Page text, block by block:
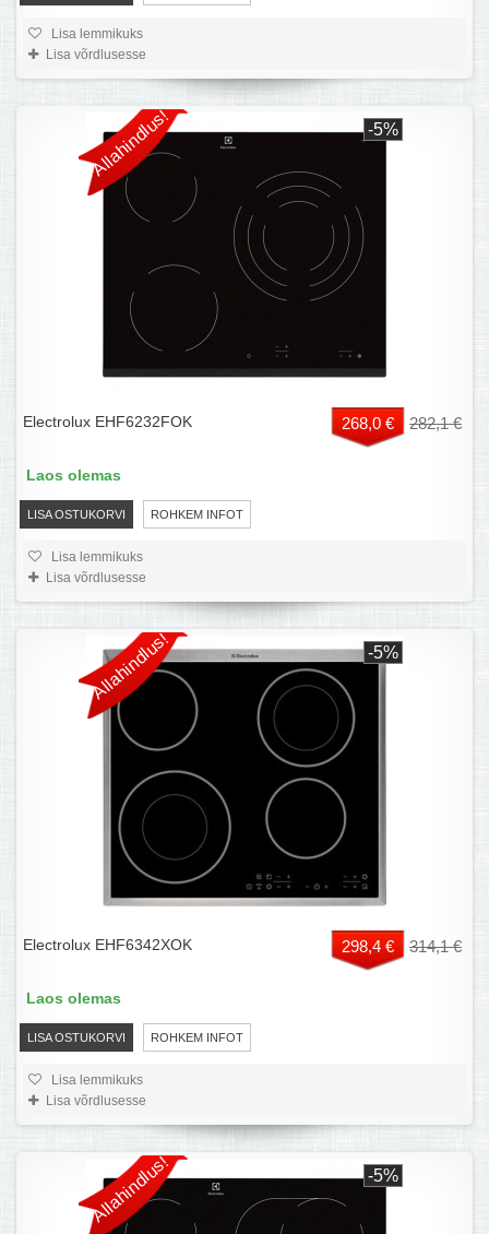
Lisa lemmikuks
Lisa võrdlusesse
Allahindlus! -5%
Electrolux EHF6232FOK 268,0 € 282,1 €
LISA OSTUKORVI ROHKEM INFOT
Laos olemas
Lisa lemmikuks
Lisa võrdlusesse
Allahindlus! -5%
Electrolux EHF6342XOK 298,4 € 314,1 €
LISA OSTUKORVI ROHKEM INFOT
Laos olemas
Lisa lemmikuks
Lisa võrdlusesse
Allahindlus! -5%